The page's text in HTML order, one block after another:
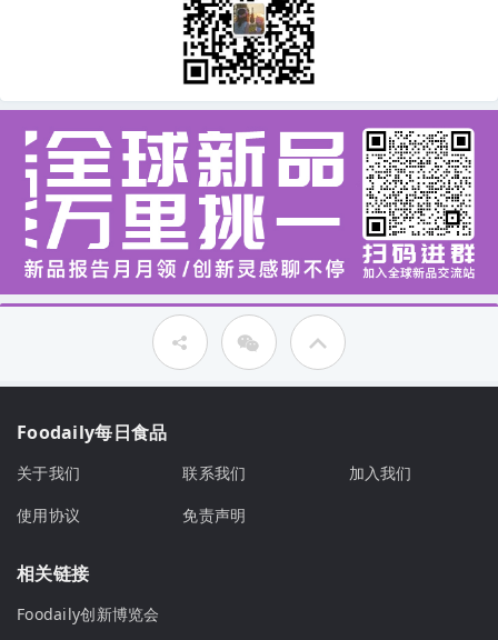
Foodaily每日食品
关于我们 联系我们
加入我们
使用协议
免责声明
相关链接
Foodaily创新博览会